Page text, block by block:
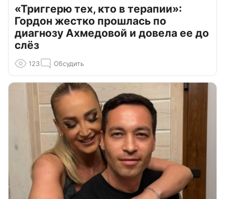
«Триггерю тех, кто в терапии»:
Гордон жестко прошлась по
диагнозу Ахмедовой и довела ее до
слёз
123 Обсудить